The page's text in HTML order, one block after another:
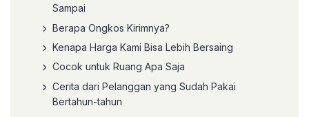
Sampai
Berapa Ongkos Kirimnya?
Kenapa Harga Kami Bisa Lebih Bersaing
Cocok untuk Ruang Apa Saja
Cerita dari Pelanggan yang Sudah Pakai
Bertahun-tahun